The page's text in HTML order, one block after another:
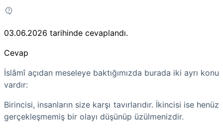
03.06.2026 tarihinde cevaplandı.
Cevap
İslâmî açıdan meseleye baktığımızda burada iki ayrı konu
vardır:
Birincisi, insanların size karşı tavırlarıdır. İkincisi ise henüz
gerçekleşmemiş bir olayı düşünüp üzülmenizdir.